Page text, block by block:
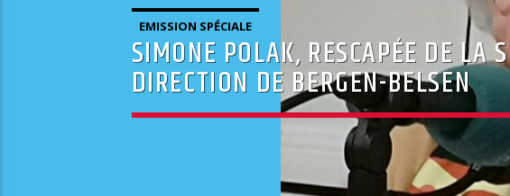
EMISSION SPÉCIALE
SIMONE POLAK, RESCAPÉE DE LA
DIRECTION DE BERGEN-BELSEN